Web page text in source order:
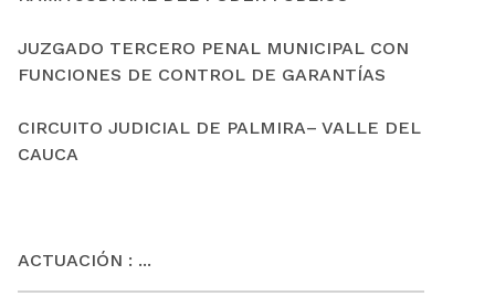
JUZGADO TERCERO PENAL MUNICIPAL CON
FUNCIONES DE CONTROL DE GARANTÍAS
CIRCUITO JUDICIAL DE PALMIRA– VALLE DEL
CAUCA
ACTUACIÓN : ...